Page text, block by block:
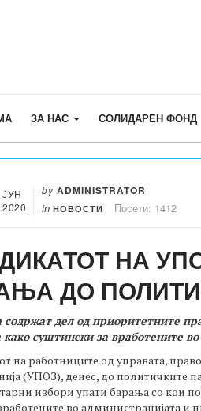
ЗА НАС СОЛИДАРЕН ФОНД
ЈУН
2020
by ADMINISTRATOR
in НОВОСТИ Посети: 1412
НА
ДО
дел од приоритетните
суштински за вработените
на работниците од управата,
(УПОЗ), денес, до политичките
избори упати барања со кои
во администрацијата и